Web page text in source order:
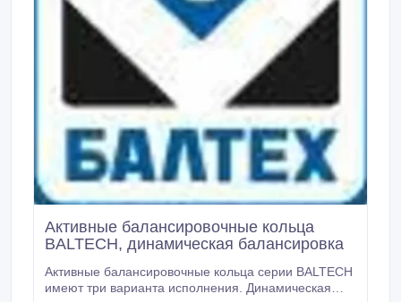
«Динамическая балансировка валов и роторов в
собственных опорах и на балансировочных
Активные балансировочные кольца
BALTECH, динамическая балансировка
Активные балансировочные кольца серии BALTECH
имеют три варианта исполнения. Динамическая